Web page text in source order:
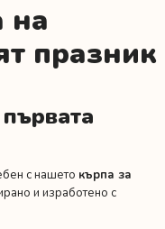
на
празник
с нашето кърпа за
и изработено с